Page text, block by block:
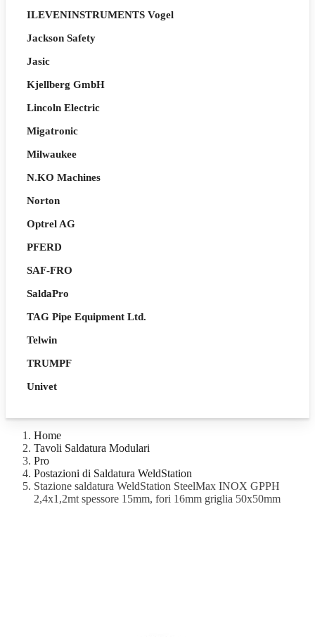
ILEVENINSTRUMENTS Vogel
Jackson Safety
Jasic
Kjellberg GmbH
Lincoln Electric
Migatronic
Milwaukee
N.KO Machines
Norton
Optrel AG
PFERD
SAF-FRO
SaldaPro
TAG Pipe Equipment Ltd.
Telwin
TRUMPF
Univet
Home
Tavoli Saldatura Modulari
Pro
Postazioni di Saldatura WeldStation
Stazione saldatura WeldStation SteelMax INOX GPPH
2,4x1,2mt spessore 15mm, fori 16mm griglia 50x50mm